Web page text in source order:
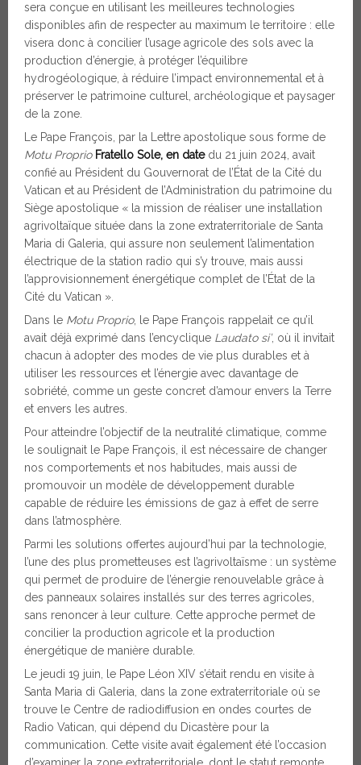
sera conçue en utilisant les meilleures technologies
disponibles afin de respecter au maximum le territoire : elle
visera donc à concilier l’usage agricole des sols avec la
production d’énergie, à protéger l’équilibre
hydrogéologique, à réduire l’impact environnemental et à
préserver le patrimoine culturel, archéologique et paysager
de la zone.
Le Pape François, par la Lettre apostolique sous forme de
Motu Proprio Fratello Sole, en date du 21 juin 2024, avait
confié au Président du Gouvernorat de l’État de la Cité du
Vatican et au Président de l’Administration du patrimoine du
Siège apostolique « la mission de réaliser une installation
agrivoltaïque située dans la zone extraterritoriale de Santa
Maria di Galeria, qui assure non seulement l’alimentation
électrique de la station radio qui s’y trouve, mais aussi
l’approvisionnement énergétique complet de l’État de la
Cité du Vatican ».
Dans le Motu Proprio, le Pape François rappelait ce qu’il
avait déjà exprimé dans l’encyclique Laudato si’, où il invitait
chacun à adopter des modes de vie plus durables et à
utiliser les ressources et l’énergie avec davantage de
sobriété, comme un geste concret d’amour envers la Terre
et envers les autres.
Pour atteindre l’objectif de la neutralité climatique, comme
le soulignait le Pape François, il est nécessaire de changer
nos comportements et nos habitudes, mais aussi de
promouvoir un modèle de développement durable
capable de réduire les émissions de gaz à effet de serre
dans l’atmosphère.
Parmi les solutions offertes aujourd’hui par la technologie,
l’une des plus prometteuses est l’agrivoltaïsme : un système
qui permet de produire de l’énergie renouvelable grâce à
des panneaux solaires installés sur des terres agricoles,
sans renoncer à leur culture. Cette approche permet de
concilier la production agricole et la production
énergétique de manière durable.
Le jeudi 19 juin, le Pape Léon XIV s’était rendu en visite à
Santa Maria di Galeria, dans la zone extraterritoriale où se
trouve le Centre de radiodiffusion en ondes courtes de
Radio Vatican, qui dépend du Dicastère pour la
communication. Cette visite avait également été l’occasion